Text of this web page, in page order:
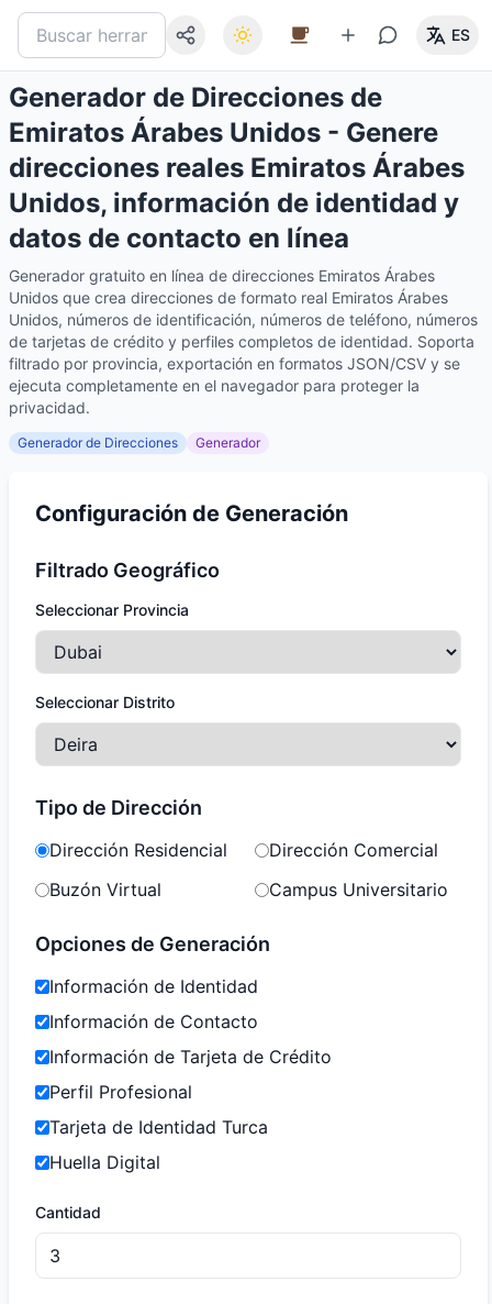
ES
Generador de Direcciones de
Emiratos Árabes Unidos - Genere
direcciones reales Emiratos Árabes
Unidos, información de identidad y
datos de contacto en línea
Generador gratuito en línea de direcciones Emiratos Árabes
Unidos que crea direcciones de formato real Emiratos Árabes
Unidos, números de identificación, números de teléfono, números
de tarjetas de crédito y perfiles completos de identidad. Soporta
filtrado por provincia, exportación en formatos JSON/CSV y se
ejecuta completamente en el navegador para proteger la
privacidad.
Generador de Direcciones Generador
Configuración de Generación
Filtrado Geográfico
Seleccionar Provincia
Seleccionar Distrito
Tipo de Dirección
Dirección Residencial
Dirección Comercial
Buzón Virtual
Campus Universitario
Opciones de Generación
Información de Identidad
Información de Contacto
Información de Tarjeta de Crédito
Perfil Profesional
Tarjeta de Identidad Turca
Huella Digital
Cantidad